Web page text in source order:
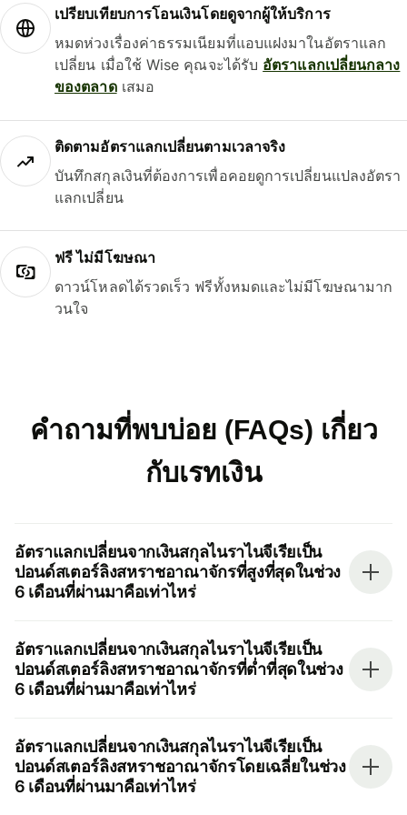
เปรียบเทียบการโอนเงินโดยดูจากผู้ให้บริการ
หมดห่วงเรื่องค่าธรรมเนียมที่แอบแฝงมาในอัตราแลก
เปลี่ยน เมื่อใช้ Wise คุณจะได้รับ อัตราแลกเปลี่ยนกลาง
ของตลาดเสมอ
ติดตามอัตราแลกเปลี่ยนตามเวลาจริง
บันทึกสกุลเงินที่ต้องการเพื่อคอยดูการเปลี่ยนแปลงอัตรา
แลกเปลี่ยน
ฟรี ไม่มีโฆษณา
ดาวน์โหลดได้รวดเร็ว ฟรีทั้งหมดและไม่มีโฆษณามาก
วนใจ
คำถามที่พบบ่อย (FAQs) เกี่ยว
กับเรทเงิน
อัตราแลกเปลี่ยนจากเงินสกุลไนราไนจีเรียเป็น
ปอนด์สเตอร์ลิงสหราชอาณาจักรที่สูงที่สุดในช่วง
6 เดือนที่ผ่านมาคือเท่าไหร่
อัตราแลกเปลี่ยนจากเงินสกุลไนราไนจีเรียเป็น
ปอนด์สเตอร์ลิงสหราชอาณาจักรที่ต่ำที่สุดในช่วง
6 เดือนที่ผ่านมาคือเท่าไหร่
อัตราแลกเปลี่ยนจากเงินสกุลไนราไนจีเรียเป็น
ปอนด์สเตอร์ลิงสหราชอาณาจักรโดยเฉลี่ยในช่วง
6 เดือนที่ผ่านมาคือเท่าไหร่